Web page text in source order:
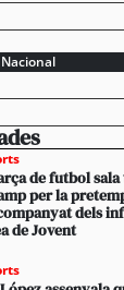
de
Sant Julià
de futbol
per la
dels
de Jovent